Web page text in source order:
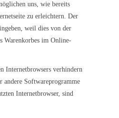
uns, wie bereits
zu erleichtern. Der
weil dies von der
Warenkorbes im Online-
Internetbrowsers verhindern
andere Softwareprogramme
Internetbrowser, sind